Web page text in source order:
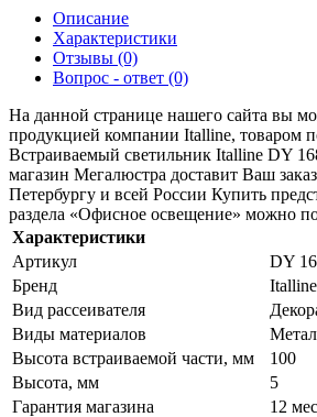
Описание
Характеристики
Отзывы (0)
Вопрос - ответ (0)
На данной странице нашего сайта вы
продукцией компании Italline, товаром
Встраиваемый светильник Italline DY
магазин Мегалюстра доставит Ваш
Петербургу и всей России Купить
раздела «Офисное освещение» можно
Характеристики
Артикул
DY
Бренд
Italline
Вид рассеивателя
Виды материалов
Высота встраиваемой части, мм
100
Высота, мм
5
Гарантия магазина
12